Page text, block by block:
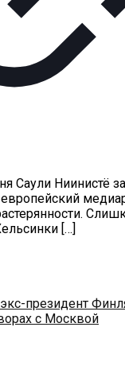
экс-президент
с Москвой
Саули Ниинистё
[…]